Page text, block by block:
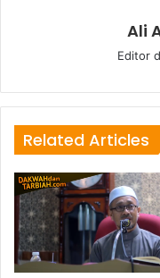
Ali
Editor
Related Articles